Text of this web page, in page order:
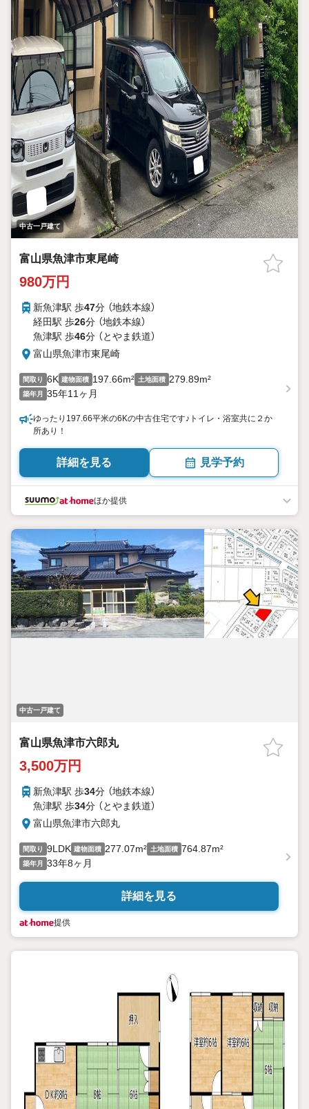
中古一戸建て
富山県魚津市東尾崎
980万円
新魚津駅 歩47分 （地鉄本線）
経田駅 歩26分 （地鉄本線）
魚津駅 歩46分 （とやま鉄道）
富山県魚津市東尾崎
間取り 6K 建物面積 197.66m² 土地面積 279.89m²
築年月 35年11ヶ月
ゆったり197.66平米の6Kの中古住宅です♪トイレ・浴室共に２か
所あり！
詳細を見る 見学予約
ほか提供
中古一戸建て
富山県魚津市六郎丸
3,500万円
新魚津駅 歩34分 （地鉄本線）
魚津駅 歩34分 （とやま鉄道）
富山県魚津市六郎丸
間取り 9LDK 建物面積 277.07m² 土地面積 764.87m²
築年月 33年8ヶ月
詳細を見る
提供